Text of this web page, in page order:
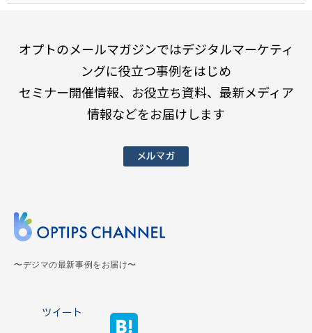
オプトのメールマガジンではデジタルマーケティ
ングに役立つ事例をはじめ
セミナー開催情報、お役立ち資料、最新メディア
情報などをお届けします
メルマガ
〜デジマの最新事例をお届け〜
ツイート